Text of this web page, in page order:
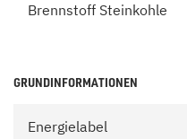
Brennstoff Steinkohle
GRUNDINFORMATIONEN
Energielabel